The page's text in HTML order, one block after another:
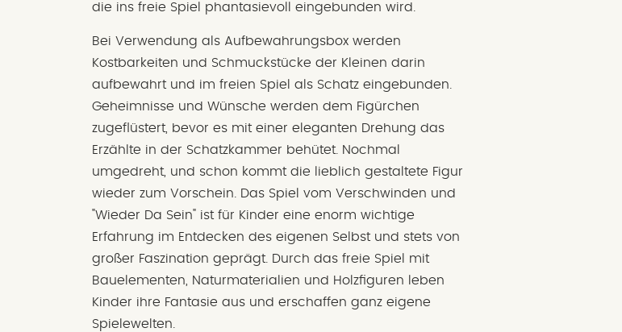
die ins freie Spiel phantasievoll eingebunden wird.
Bei Verwendung als Aufbewahrungsbox werden
Kostbarkeiten und Schmuckstücke der Kleinen darin
aufbewahrt und im freien Spiel als Schatz eingebunden.
Geheimnisse und Wünsche werden dem Figürchen
zugeflüstert, bevor es mit einer eleganten Drehung das
Erzählte in der Schatzkammer behütet. Nochmal
umgedreht, und schon kommt die lieblich gestaltete Figur
wieder zum Vorschein. Das Spiel vom Verschwinden und
"Wieder Da Sein" ist für Kinder eine enorm wichtige
Erfahrung im Entdecken des eigenen Selbst und stets von
großer Faszination geprägt. Durch das freie Spiel mit
Bauelementen, Naturmaterialien und Holzfiguren leben
Kinder ihre Fantasie aus und erschaffen ganz eigene
Spielewelten.